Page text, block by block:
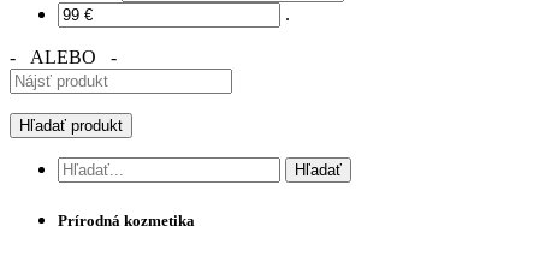
.
- ALEBO -
Prírodná kozmetika